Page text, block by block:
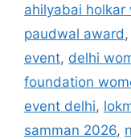
ahilyabai
paudwal award ,
event, delhi
foundation
event delhi,
samman 2026,